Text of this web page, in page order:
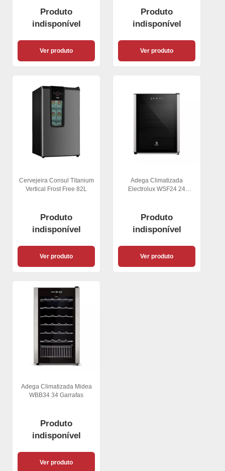
Produto
indisponível
Ver produto
Produto
indisponível
Ver produto
Cervejeira Consul Titanium
Vertical Frost Free 82L
Produto
indisponível
Ver produto
Adega Climatizada
Electrolux WSF24 24
Produto
indisponível
Ver produto
Adega Climatizada Midea
WBB34 34 Garrafas
Produto
indisponível
Ver produto